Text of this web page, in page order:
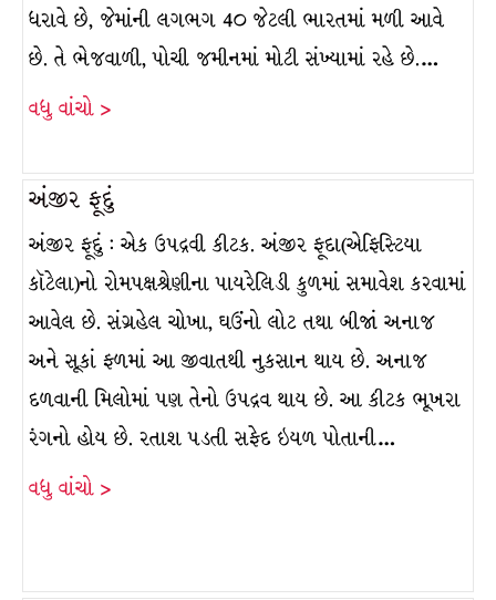
ધરાવે છે, જેમાંની લગભગ 4૦ જેટલી ભારતમાં મળી આવે
છે. તે ભેજવાળી, પોચી જમીનમાં મોટી સંખ્યામાં રહે છે.…
વધુ વાંચો >
અંજીર ફૂદું
અંજીર ફૂદું : એક ઉપદ્રવી કીટક. અંજીર ફૂદા(એફિસ્ટિયા
કૉટેલા)નો રોમપક્ષશ્રેણીના પાયરેલિડી કુળમાં સમાવેશ કરવામાં
આવેલ છે. સંગ્રહેલ ચોખા, ઘઉંનો લોટ તથા બીજાં અનાજ
અને સૂકાં ફળમાં આ જીવાતથી નુકસાન થાય છે. અનાજ
દળવાની મિલોમાં પણ તેનો ઉપદ્રવ થાય છે. આ કીટક ભૂખરા
રંગનો હોય છે. રતાશ પડતી સફેદ ઇયળ પોતાની…
વધુ વાંચો >